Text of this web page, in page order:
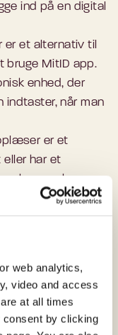
web analytics,
video and access
at all times
consent by clicking
ind på en digital
er et alternativ til
bruge MitID app.
enhed, der
indtaster, når man
er et
eller har et
har en skærm,
læse koden højt.
en MitID chip,
i